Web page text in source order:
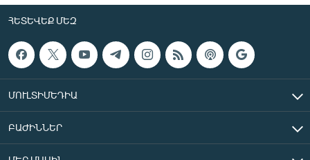
ՀԵՏԵՎԵՔ ՄԵԶ
ՄՈՒԼՏԻՄԵԴԻԱ
ԲԱԺԻՆՆԵՐ